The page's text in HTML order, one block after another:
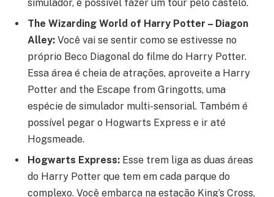
simulador, é possível fazer um tour pelo castelo.
The Wizarding World of Harry Potter – Diagon
Alley: Você vai se sentir como se estivesse no
próprio Beco Diagonal do filme do Harry Potter.
Essa área é cheia de atrações, aproveite a Harry
Potter and the Escape from Gringotts, uma
espécie de simulador multi-sensorial. Também é
possível pegar o Hogwarts Express e ir até
Hogsmeade.
Hogwarts Express: Esse trem liga as duas áreas
do Harry Potter que tem em cada parque do
complexo. Você embarca na estação King’s Cross,